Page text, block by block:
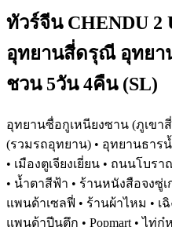
ทัวร์จีน CHENDU 2
อุทยานสี่ดรุณี อุทยา
ชวน 5วัน 4คืน (SL)
อุทยานซื่อกูเหนียงซาน (ภูเขา
(รวมรถอุทยาน) • อุทยานธาร
• เมืองตูเจียงเยี่ยน • ถนนโบ
• น้ำตาสีฟ้า • ร้านหนังสือจงซู่
แพนด้าเซลฟี่ • ร้านผ้าไหม • เ
แพนด้าปีนตึก • Popmart • ไท่